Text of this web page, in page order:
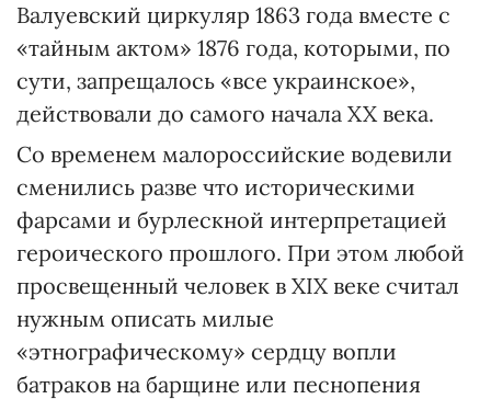
Валуевский циркуляр 1863 года вместе с
«тайным актом» 1876 года, которыми, по
сути, запрещалось «все украинское»,
действовали до самого начала XX века.
Со временем малороссийские водевили
сменились разве что историческими
фарсами и бурлескной интерпретацией
героического прошлого. При этом любой
просвещенный человек в ХІХ веке считал
нужным описать милые
«этнографическому» сердцу вопли
батраков на барщине или песнопения